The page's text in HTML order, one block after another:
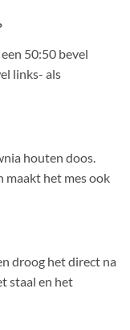
50:50 bevel
links- als
houten doos.
maakt het mes ook
droog het direct na
staal en het